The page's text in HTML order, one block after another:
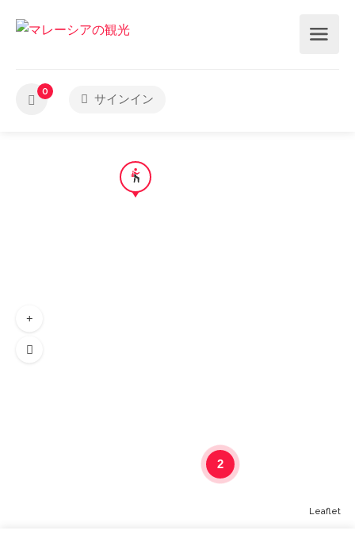
0
サインイン
2
Leaflet